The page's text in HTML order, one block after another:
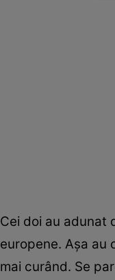
Cei doi au adunat
europene. Aşa au
mai curând. Se